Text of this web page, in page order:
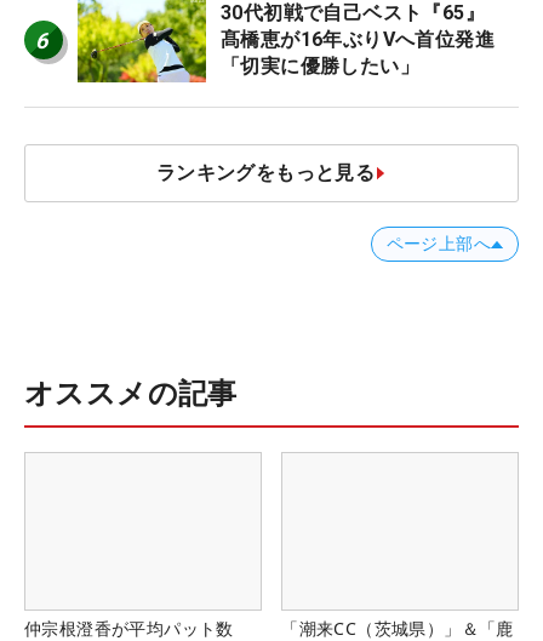
6
30代初戦で自己ベスト『65』
髙橋恵が16年ぶりVへ首位発進
「切実に優勝したい」
ランキングをもっと見る
ページ上部へ
オススメの記事
仲宗根澄香が平均パット数
「潮来CC（茨城県）」＆「鹿